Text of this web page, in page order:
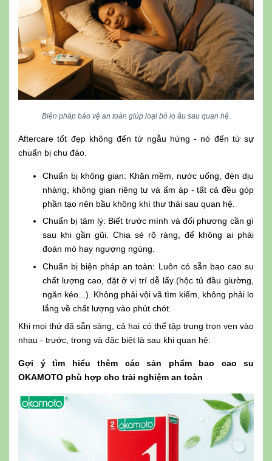
Biện pháp bảo vệ an toàn giúp loại bỏ lo âu sau quan hệ.
Aftercare tốt đẹp không đến từ ngẫu hứng - nó đến từ sự
chuẩn bị chu đáo.
Chuẩn bị không gian: Khăn mềm, nước uống, đèn dịu
nhàng, không gian riêng tư và ấm áp - tất cả đều góp
phần tạo nên bầu không khí thư thái sau quan hệ.
Chuẩn bị tâm lý: Biết trước mình và đối phương cần gì
sau khi gần gũi. Chia sẻ rõ ràng, để không ai phải
đoán mò hay ngượng ngùng.
Chuẩn bị biện pháp an toàn: Luôn có sẵn bao cao su
chất lượng cao, đặt ở vị trí dễ lấy (hộc tủ đầu giường,
ngăn kéo...). Không phải vội vã tìm kiếm, không phải lo
lắng về chất lượng vào phút chót.
Khi mọi thứ đã sẵn sàng, cả hai có thể tập trung trọn vẹn vào
nhau - trước, trong và đặc biệt là sau khi quan hệ.
Gợi ý tìm hiểu thêm các sản phẩm bao cao su
OKAMOTO phù hợp cho trải nghiệm an toàn